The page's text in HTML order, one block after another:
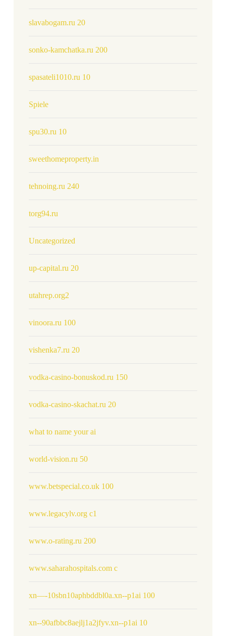
slavabogam.ru 20
sonko-kamchatka.ru 200
spasateli1010.ru 10
Spiele
spu30.ru 10
sweethomeproperty.in
tehnoing.ru 240
torg94.ru
Uncategorized
up-capital.ru 20
utahrep.org2
vinoora.ru 100
vishenka7.ru 20
vodka-casino-bonuskod.ru 150
vodka-casino-skachat.ru 20
what to name your ai
world-vision.ru 50
www.betspecial.co.uk 100
www.legacylv.org c1
www.o-rating.ru 200
www.saharahospitals.com c
xn—-10sbn10aphbddbl0a.xn--p1ai 100
xn--90afbbc8aejlj1a2jfyv.xn--p1ai 10